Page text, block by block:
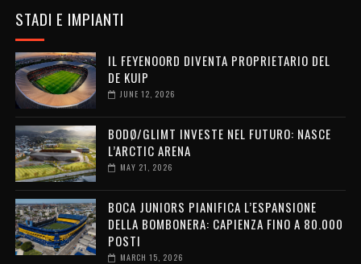
STADI E IMPIANTI
IL FEYENOORD DIVENTA PROPRIETARIO DEL
DE KUIP
JUNE 12, 2026
BODØ/GLIMT INVESTE NEL FUTURO: NASCE
L’ARCTIC ARENA
MAY 21, 2026
BOCA JUNIORS PIANIFICA L’ESPANSIONE
DELLA BOMBONERA: CAPIENZA FINO A 80.000
POSTI
MARCH 15, 2026